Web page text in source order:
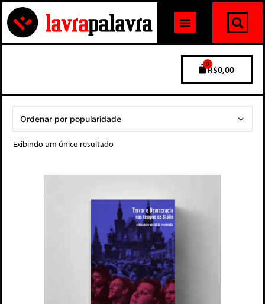
R$0,00
0
Exibindo um único resultado